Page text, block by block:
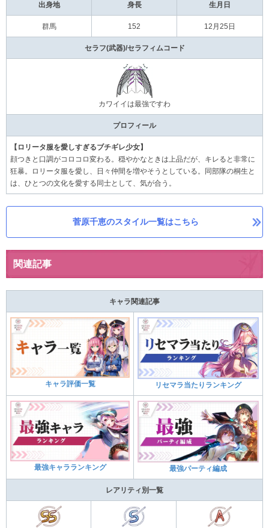
出身地 身長 生月日
群馬 152 12月25日
セラフ(武器)/セラフィムコード
カワイイは最強ですわ
プロフィール
【ロリータ服を愛しすぎるブチギレ少女】
顔つきと口調がコロコロ変わる。穏やかなときは上品だが、キレると非常に
狂暴。ロリータ服を愛し、日々仲間を増やそうとしている。同部隊の桐生と
は、ひとつの文化を愛する同士として、気が合う。
菅原千恵のスタイル一覧はこちら
関連記事
キャラ関連記事
キャラ評価一覧 リセマラ当たりランキング
最強キャラランキング 最強パーティ編成
レアリティ別一覧